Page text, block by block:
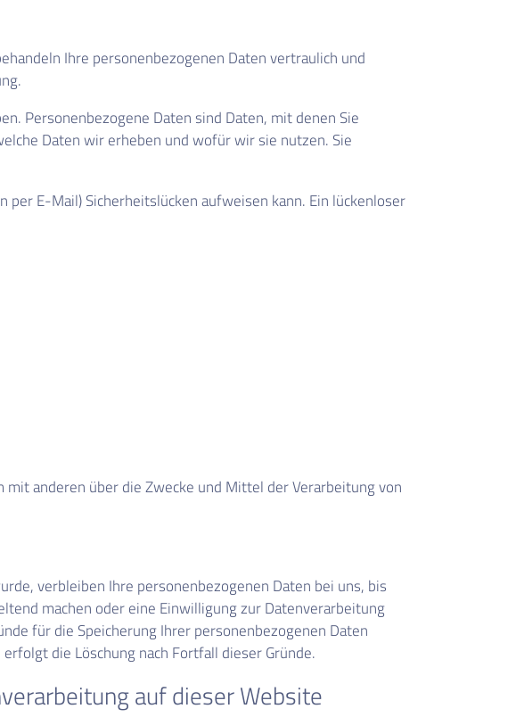
Ihre personenbezogenen Daten vertraulich und
Personenbezogene Daten sind Daten, mit denen Sie
Daten wir erheben und wofür wir sie nutzen. Sie
E-Mail) Sicherheitslücken aufweisen kann. Ein lückenloser
anderen über die Zwecke und Mittel der Verarbeitung von
verbleiben Ihre personenbezogenen Daten bei uns, bis
machen oder eine Einwilligung zur Datenverarbeitung
für die Speicherung Ihrer personenbezogenen Daten
die Löschung nach Fortfall dieser Gründe.
auf dieser Website